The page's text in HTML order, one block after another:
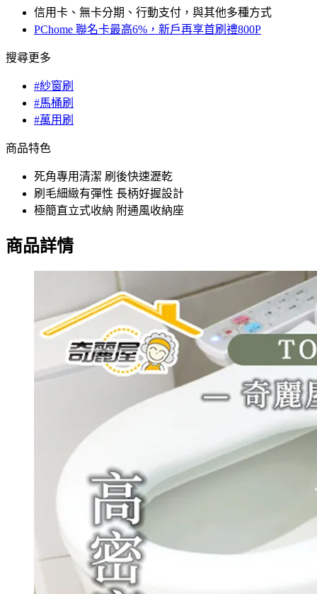
信用卡、無卡分期、行動支付，與其他多種方式
PChome 聯名卡最高6%，新戶再享首刷禮800P
搜尋更多
#紗窗刷
#馬桶刷
#萬用刷
商品特色
死角專用清潔 刷後快速瀝乾
刷毛細緻有彈性 長柄好握設計
極簡直立式收納 附通風收納座
商品詳情